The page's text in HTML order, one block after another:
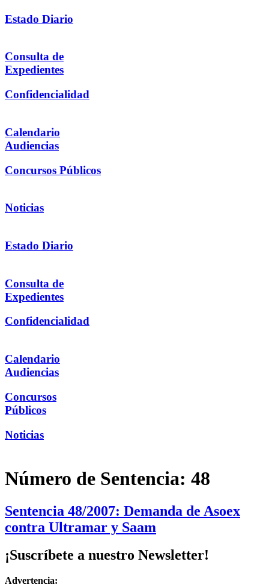
Estado Diario
Consulta de
Expedientes
Confidencialidad
Calendario
Audiencias
Concursos Públicos
Noticias
Estado Diario
Consulta de
Expedientes
Confidencialidad
Calendario
Audiencias
Concursos
Públicos
Noticias
Número de Sentencia: 48
Sentencia 48/2007: Demanda de Asoex
contra Ultramar y Saam
¡Suscríbete a nuestro Newsletter!
Advertencia: